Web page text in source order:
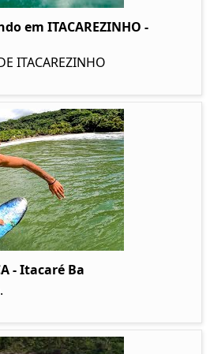
em ITACAREZINHO -
ITACAREZINHO
- Itacaré Ba